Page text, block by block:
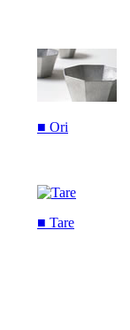
■ Ori
■ Tare